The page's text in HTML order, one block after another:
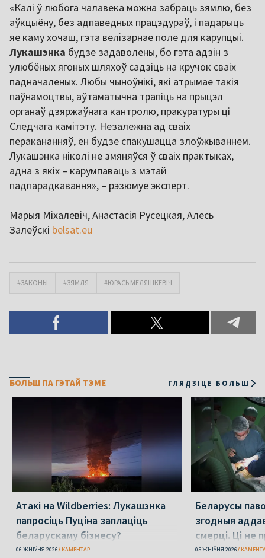
«Калі ў любога чалавека можна забраць зямлю, без
аўкцыёну, без адпаведных працэдураў, і падарыць
яе каму хочаш, гэта велізарнае поле для карупцыі.
Лукашэнка будзе задаволены, бо гэта адзін з
улюбёных ягоных шляхоў садзіць на кручок сваіх
падначаленых. Любы чыноўнікі, які атрымае такія
паўнамоцтвы, аўтаматычна трапіць на прыцэл
органаў дзяржаўнага кантролю, пракуратуры ці
Следчага камітэту. Незалежна ад сваіх
перакананняў, ён будзе спакушацца злоўжываннем.
Лукашэнка ніколі не змяняўся ў сваіх практыках,
адна з якіх – карумпаваць з мэтай
падпарадкавання», – рэзюмуе эксперт.
Марыя Міхалевіч, Анастасія Русецкая, Алесь
Залеўскі belsat.eu
#ЗАКОНЫ #ЗЯМЛЯ #ЮРАСЬ МЕЛЯШКЕВІЧ
БОЛЬШ ПА ГЭТАЙ ТЭМЕ ГЛЯДЗІЦЕ БОЛЬШ
Атакі на Wildberries: Лукашэнка
папросіць Пуціна заплаціць
беларускаму бізнесу?
06 ЖНІЎНЯ 2026 КАМЕНТАР
Беларусы
згодныя
смерці. Ці не
замежнікам?
05 ЖНІЎНЯ 2026